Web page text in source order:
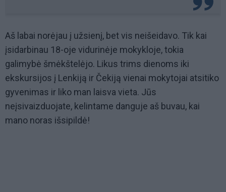
Aš labai norėjau į užsienį, bet vis neišeidavo. Tik kai
įsidarbinau 18-oje vidurinėje mokykloje, tokia
galimybė šmėkštelėjo. Likus trims dienoms iki
ekskursijos į Lenkiją ir Čekiją vienai mokytojai atsitiko
gyvenimas ir liko man laisva vieta. Jūs
neįsivaizduojate, kelintame danguje aš buvau, kai
mano noras išsipildė!